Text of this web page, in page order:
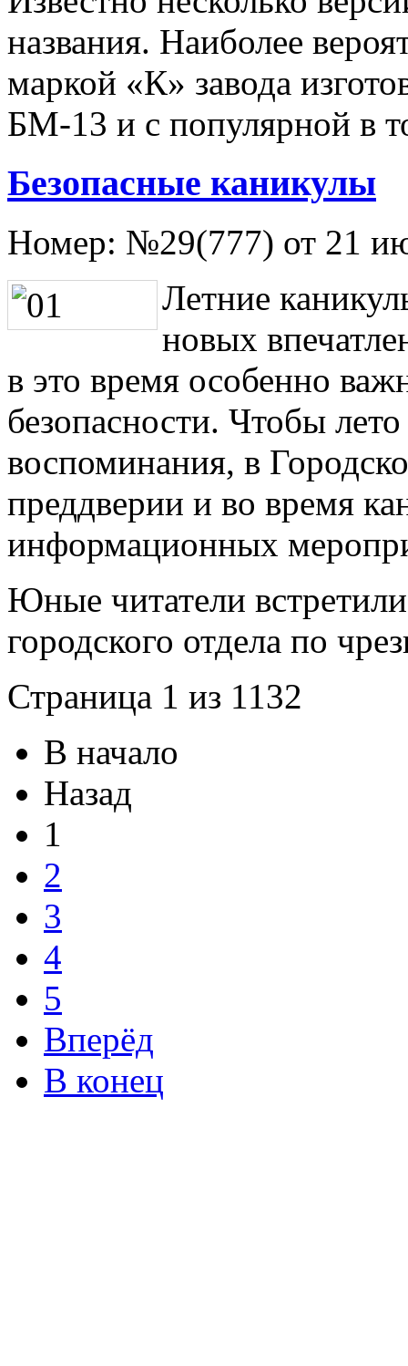
названия. Наиболее
маркой «К» завода
БМ-13 и с популярной в
Безопасные каникулы
Номер: №29(777) от 21
Летние
новых
в это время особенно
безопасности. Чтобы
воспоминания, в
преддверии и во время
информационных
Юные читатели
городского отдела по
Страница 1 из 1132
В начало
Назад
1
2
3
4
5
Вперёд
В конец